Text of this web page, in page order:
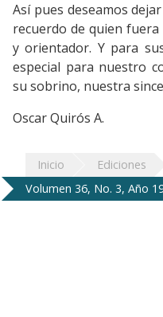
Así pues deseamos
recuerdo de quien
y orientador. Y para
especial para nuestro
su sobrino, nuestra
Oscar Quirós A.
Inicio
Ediciones
Volumen 36, No. 3, Año